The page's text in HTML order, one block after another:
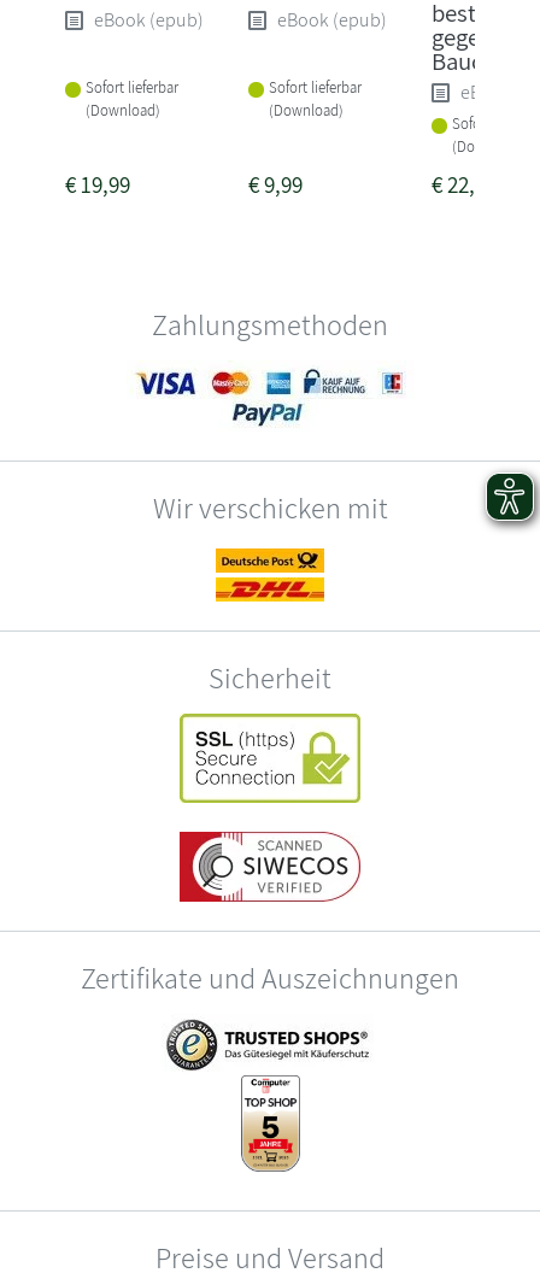
eBook (epub)
Sofort lieferbar
(Download)
€19,99
eBook (epub)
Sofort lieferbar
(Download)
€9,99
besten
gegen
Bauchfett
eBook
Sofort
(Download)
€22,99
Zahlungsmethoden
Wir verschicken mit
Sicherheit
Zertifikate und Auszeichnungen
Preise und Versand